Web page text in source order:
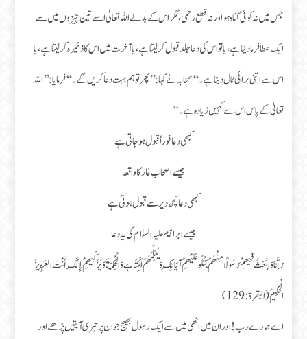
جس میں نہ کوئی گناہ ہو اور نہ قطع رحمی، مگر اس کے بدلے اللہ تعالیٰ اسے تین چیزوں میں سے
ایک عطا فرما دیتا ہے، یا تو اس کی دعا جلد قبول کر لیتا ہے، یا آخرت میں اس کا ذخیرہ کر لیتا ہے، یا
اس سے اتنی برائی ٹال دیتا ہے۔‘‘ صحابہ نے کہا : ’’پھر تو ہم بہت دعا کریں گے۔‘‘ فرمایا : ’’اللہ
تعالیٰ کے پاس اس سے کہیں زیادہ ہے۔‘‘
کبھی دعا فوراً قبول ہوجاتی ہے
جیسے اصحاب غار کا واقعہ
کبھی دعا کچھ دیر سے قبول ہوتی ہے
جیسے ابراہیم علیہ السلام کی یہ دعا
رَبَّنَا وَابْعَثْ فِيهِمْ رَسُولًا مِنْهُمْ يَتْلُو عَلَيْهِمْ آيَاتِكَ وَيُعَلِّمُهُمُ الْكِتَابَ وَالْحِكْمَةَ وَيُزَكِّيهِمْ إِنَّكَ أَنْتَ الْعَزِيزُ
الْحَكِيمُ (البقرة : 129)
اے ہمارے رب! اور ان میں انھی میں سے ایک رسول بھیج جو ان پر تیری آیتیں پڑھے اور